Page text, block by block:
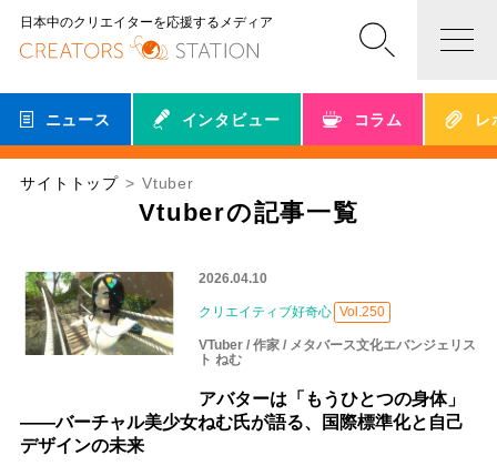
日本中のクリエイターを応援するメディア
ニュース インタビュー コラム レ
サイトトップ Vtuber
Vtuberの記事一覧
2026.04.10
クリエイティブ好奇心 Vol.250
VTuber / 作家 / メタバース文化エバンジェリス
ト ねむ
アバターは「もうひとつの身体」
——バーチャル美少女ねむ氏が語る、国際標準化と自己
デザインの未来